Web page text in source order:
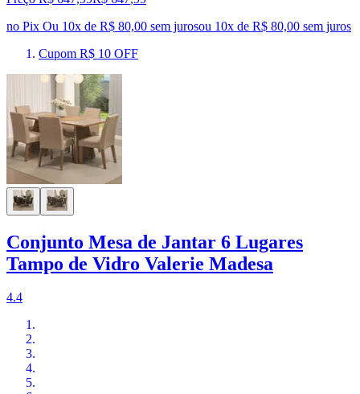
no Pix Ou 10x de R$ 80,00 sem jurosou 10x de R$ 80,00 sem juros
Cupom R$ 10 OFF
Conjunto Mesa de Jantar 6 Lugares
Tampo de Vidro Valerie Madesa
4.4